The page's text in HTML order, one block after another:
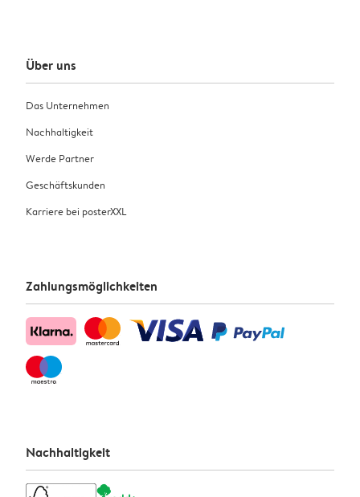
Über uns
Das Unternehmen
Nachhaltigkeit
Werde Partner
Geschäftskunden
Karriere bei posterXXL
Zahlungsmöglichkeiten
Nachhaltigkeit